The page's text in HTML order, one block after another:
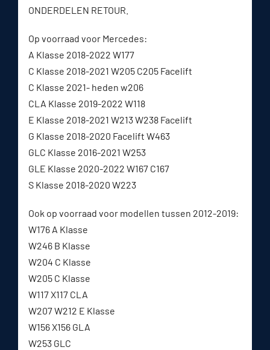
ONDERDELEN RETOUR.
Op voorraad voor Mercedes:
A Klasse 2018-2022 W177
C Klasse 2018-2021 W205 C205 Facelift
C Klasse 2021- heden w206
CLA Klasse 2019-2022 W118
E Klasse 2018-2021 W213 W238 Facelift
G Klasse 2018-2020 Facelift W463
GLC Klasse 2016-2021 W253
GLE Klasse 2020-2022 W167 C167
S Klasse 2018-2020 W223
Ook op voorraad voor modellen tussen 2012-2019:
W176 A Klasse
W246 B Klasse
W204 C Klasse
W205 C Klasse
W117 X117 CLA
W207 W212 E Klasse
W156 X156 GLA
W253 GLC